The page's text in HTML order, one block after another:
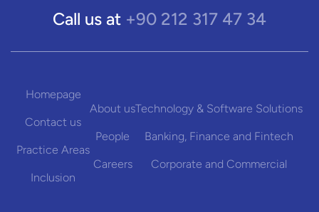
Call us at +90 212 317 47 34
Homepage
Contact us
Practice Areas
Inclusion
About us
People
Careers
Technology & Software Solutions
Banking, Finance and Fintech
Corporate and Commercial